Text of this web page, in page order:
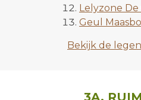
Lelyzone De
Geul
Bekijk de
3A.